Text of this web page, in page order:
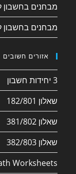
מבחנים בחשבון
מבחנים בחשבון
אזורים חשובים
3 יחידות חשבון
שאלון 182/801
שאלון 381/802
שאלון 382/803
Worksheets